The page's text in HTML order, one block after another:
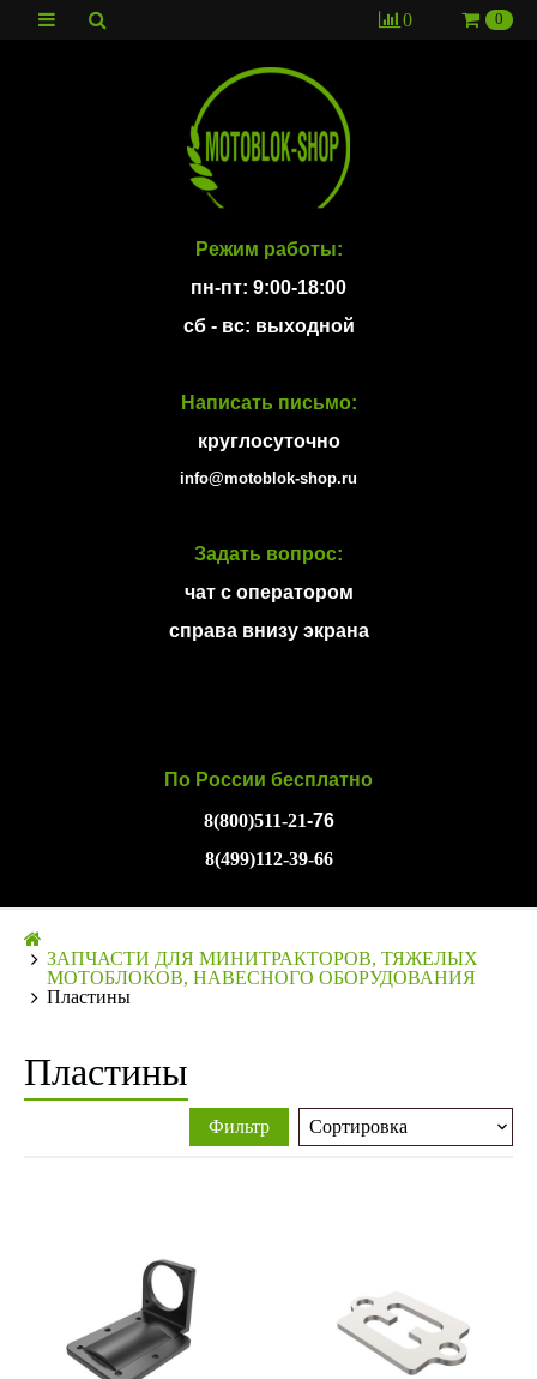
0 0
Режим работы:
пн-пт: 9:00-18:00
сб - вс: выходной
Написать письмо:
круглосуточно
info@motoblok-shop.ru
Задать вопрос:
чат с оператором
справа внизу экрана
По России бесплатно
8(800)511-21-76
8(499)112-39-66
ЗАПЧАСТИ ДЛЯ МИНИТРАКТОРОВ, ТЯЖЕЛЫХ
МОТОБЛОКОВ, НАВЕСНОГО ОБОРУДОВАНИЯ
Пластины
Пластины
Фильтр